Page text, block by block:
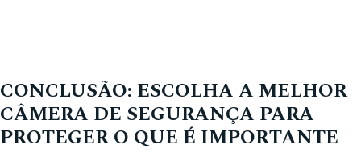
CONCLUSÃO: ESCOLHA A MELHOR
CÂMERA DE SEGURANÇA PARA
PROTEGER O QUE É IMPORTANTE